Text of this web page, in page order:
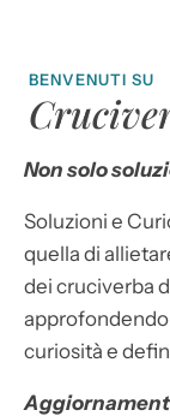
BENVENUTI SU
Non solo
Soluzioni e
quella di
dei cruciverba
curiosità e